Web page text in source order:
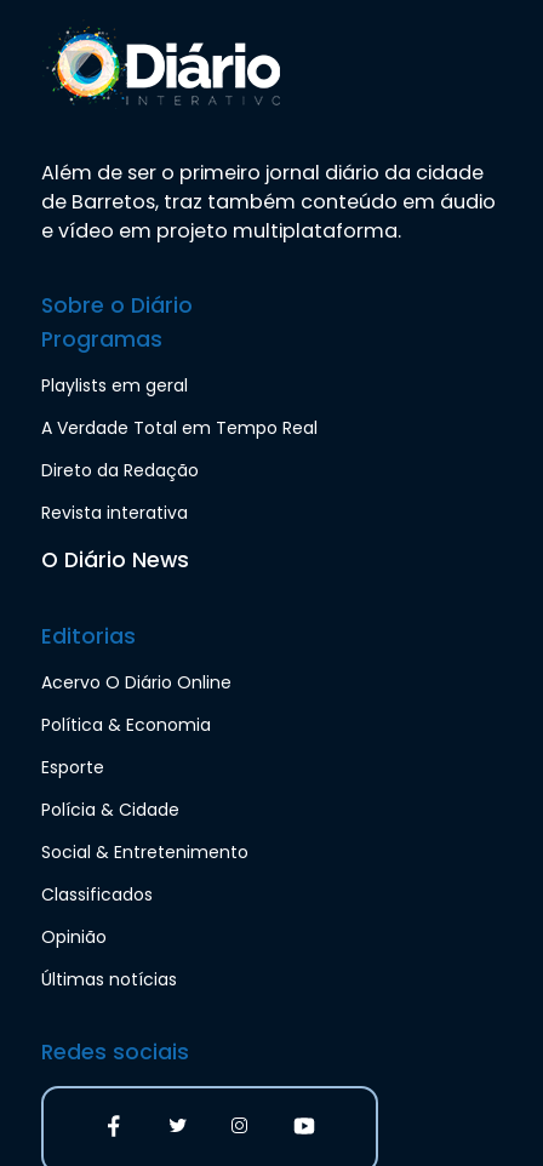
Além de ser o primeiro jornal diário da cidade
de Barretos, traz também conteúdo em áudio
e vídeo em projeto multiplataforma.
Sobre o Diário
Programas
Playlists em geral
A Verdade Total em Tempo Real
Direto da Redação
Revista interativa
O Diário News
Editorias
Acervo O Diário Online
Política & Economia
Esporte
Polícia & Cidade
Social & Entretenimento
Classificados
Opinião
Últimas notícias
Redes sociais